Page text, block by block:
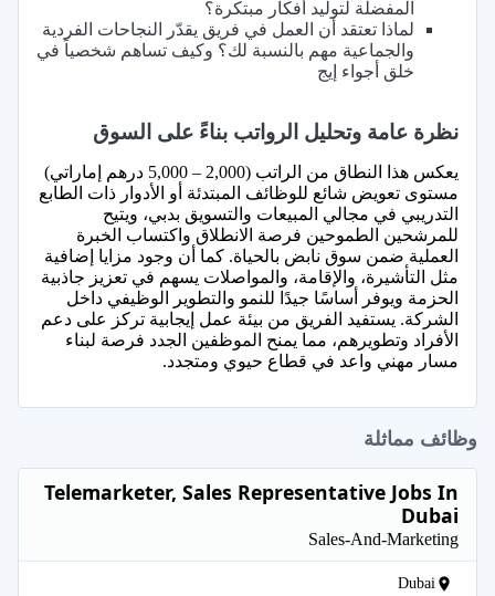
المفضلة لتوليد أفكار مبتكرة؟
لماذا تعتقد أن العمل في فريق يقدّر النجاحات الفردية
والجماعية مهم بالنسبة لك؟ وكيف تساهم شخصياً في
خلق أجواء إيج
نظرة عامة وتحليل الرواتب بناءً على السوق
يعكس هذا النطاق من الراتب (2,000 – 5,000 درهم إماراتي)
مستوى تعويض شائع للوظائف المبتدئة أو الأدوار ذات الطابع
التدريبي في مجالي المبيعات والتسويق بدبي، ويتيح
للمرشحين الطموحين فرصة الانطلاق واكتساب الخبرة
العملية ضمن سوق نابض بالحياة. كما أن وجود مزايا إضافية
مثل التأشيرة، والإقامة، والمواصلات يسهم في تعزيز جاذبية
الحزمة ويوفر أساسًا جيدًا للنمو والتطوير الوظيفي داخل
الشركة. يستفيد الفريق من بيئة عمل إيجابية تركز على دعم
الأفراد وتطويرهم، مما يمنح الموظفين الجدد فرصة لبناء
مسار مهني واعد في قطاع حيوي ومتجدد.
وظائف مماثلة
Telemarketer, Sales Representative Jobs In
Dubai
Sales-And-Marketing
Dubai